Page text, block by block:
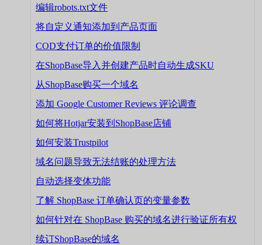
编辑robots.txt文件
将自定义通知添加到产品页面
COD支付订单的价值限制
在ShopBase导入并创建产品时自动生成SKU
从ShopBase购买一个域名
添加 Google Customer Reviews 评论调查
如何将Hotjar安装到ShopBase店铺
如何安装Trustpilot
域名问题导致无法结账的处理方法
自动选择变体功能
了解 ShopBase 订单确认页的变量参数
如何针对在 ShopBase 购买的域名进行验证所有权
续订ShopBase的域名